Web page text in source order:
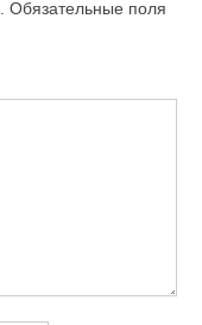
Обязательные поля